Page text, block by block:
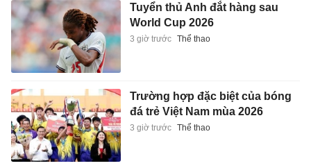
Tuyển thủ Anh đắt hàng sau
World Cup 2026
3 giờ trước Thể thao
Trường hợp đặc biệt của bóng
đá trẻ Việt Nam mùa 2026
3 giờ trước Thể thao